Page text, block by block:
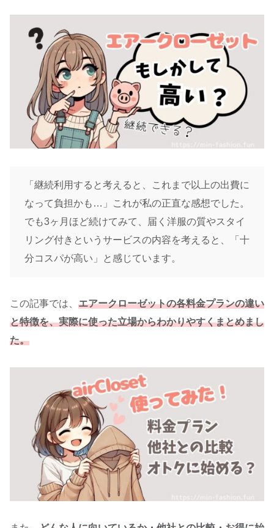
「継続利用すると考えると、これまで以上の出費に
なって負担かも…」これが私の正直な感想でした。
でも3ヶ月ほど続けてみて、届く洋服の質やスタイ
リング付きというサービスの内容を考えると、「十
分コスパが高い」と感じています。
この記事では、 エアークローゼットの各料金プランの違い
と特徴を、実際に使った立場からわかりやすくまとめまし
た。